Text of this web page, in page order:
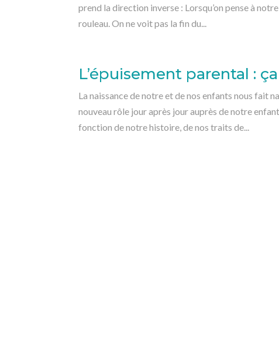
prend la direction inverse : Lorsqu’on pense à
rouleau. On ne voit pas la fin du...
L’épuisement parental :
La naissance de notre et de nos enfants nous fait
nouveau rôle jour après jour auprès de notre
fonction de notre histoire, de nos traits de...